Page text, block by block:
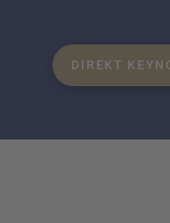
DIREKT